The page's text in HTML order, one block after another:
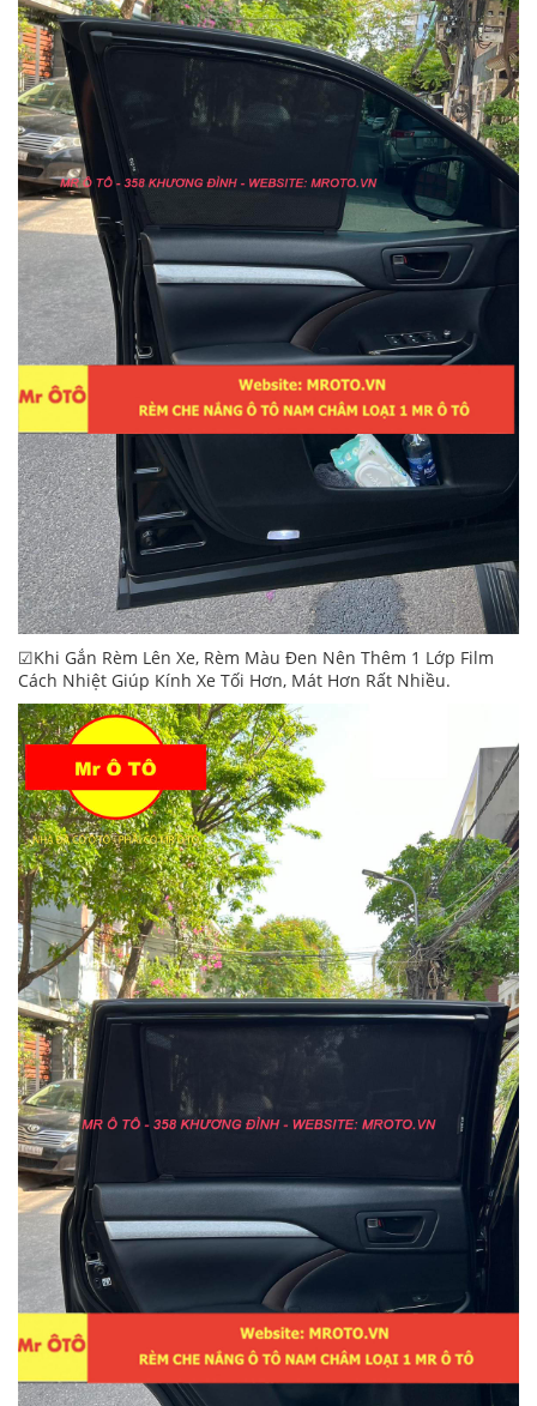
☑Khi Gắn Rèm Lên Xe, Rèm Màu Đen Nên Thêm 1 Lớp Film
Cách Nhiệt Giúp Kính Xe Tối Hơn, Mát Hơn Rất Nhiều.